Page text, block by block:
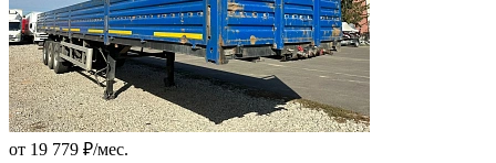
от 19 779 ₽/мес.